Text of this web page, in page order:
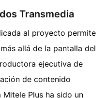
Transmedia
al proyecto permite
allá de la pantalla del
ejecutiva de
de contenido
Plus ha sido un